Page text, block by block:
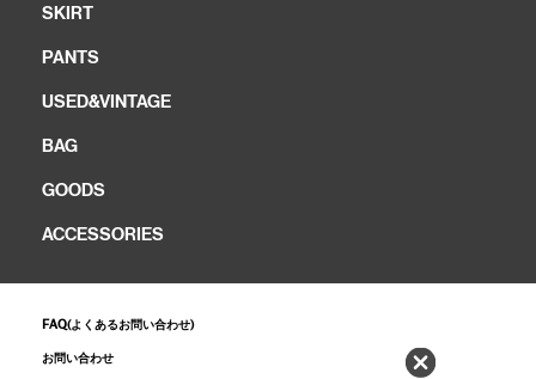
SKIRT
PANTS
USED&VINTAGE
BAG
GOODS
ACCESSORIES
FAQ(よくあるお問い合わせ)
お問い合わせ